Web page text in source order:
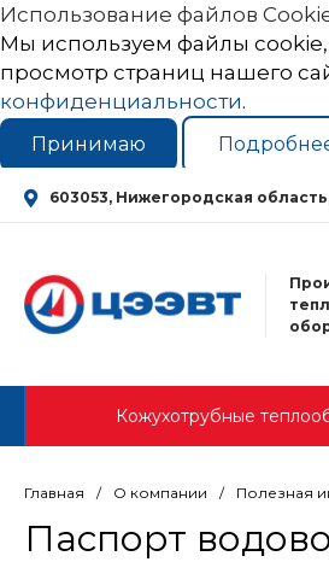
Использование файлов
Мы используем файлы
просмотр страниц нашего
конфиденциальности.
Принимаю
603053, Нижегородская
Кожухотрубные
Главная / О компании / Полезная
Паспорт